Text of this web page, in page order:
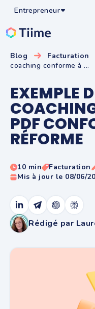
Entrepreneur
Blog Facturation
coaching conforme à ...
EXEMPLE
PDF
RÉFORME
10 min Facturation
Mis à jour le 08/06/
Rédigé par